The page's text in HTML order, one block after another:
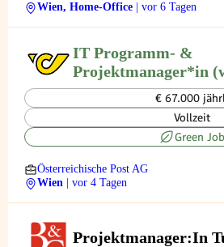
Wien, Home-Office
| vor 6 Tagen
IT Programm- &
Projektmanager*in
€ 67.000
Vollzeit
Green Job
Österreichische Post AG
Wien
| vor 4 Tagen
Projektmanager:In